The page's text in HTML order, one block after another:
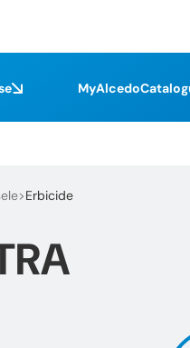
Erbicide